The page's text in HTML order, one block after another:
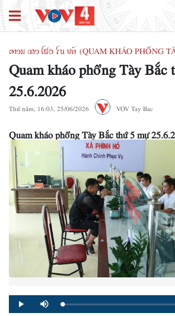
ꪁꪱꪫꪣ ꪄꪱꪫ ꪶꪠꪉ ꪼꪕ ꪚꪀꪰ (QUAM KHÁO PHỔNG
Quam kháo phổng Tày Bắc
25.6.2026
Thứ năm, 16:03, 25/06/2026 VOV Tay Bac
Quam kháo phổng Tày Bắc thứ 5 mự
Play Mute Loaded:
0%
Progress:
0%